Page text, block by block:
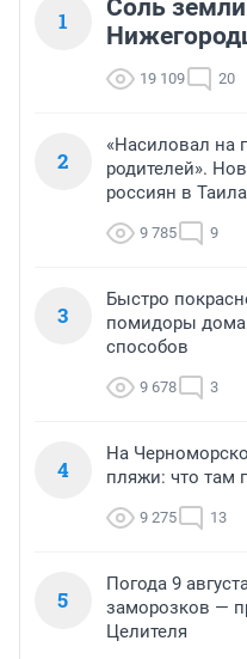
1
Соль
19 109 20
2
«Насиловал на
родителей».
россиян в
9 785 9
3
Быстро
помидоры
способов
9 678 3
4
На
пляжи: что там
9 275 13
5
Погода 9
заморозков —
Целителя